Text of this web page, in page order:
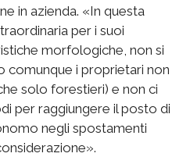
in azienda. «In questa
per i suoi
morfologiche, non si
comunque i proprietari non
solo forestieri) e non ci
per raggiungere il posto di
negli spostamenti